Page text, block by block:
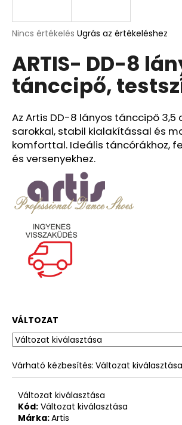
A
átlagos
értékelése
5-
ből
csillag.
Nincs értékelés Ugrás az értékeléshez
ARTIS- DD-8
tánccipő,
Az Artis DD-8 lányos tánccipő 3,5
sarokkal, stabil kialakítással és
komforttal. Ideális táncórákhoz,
és versenyekhez.
VÁLTOZAT
Várható kézbesítés: Változat kiválasztása
Változat kiválasztása
Kód: Változat kiválasztása
Márka:Artis
A
á
n
l
u
k